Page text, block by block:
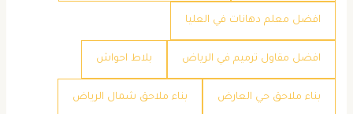
افضل معلم دهانات في العليا
افضل مقاول ترميم في الرياض بلاط احواش
بناء ملاحق حي العارض بناء ملاحق شمال الرياض